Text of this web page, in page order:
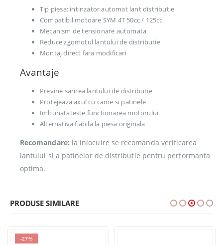
Tip piesa: intinzator automat lant distributie
Compatibil motoare SYM 4T 50cc / 125cc
Mecanism de tensionare automata
Reduce zgomotul lantului de distributie
Montaj direct fara modificari
Avantaje
Previne sarirea lantului de distributie
Protejeaza axul cu came si patinele
Imbunatateste functionarea motorului
Alternativa fiabila la piesa originala
Recomandare: la inlocuire se recomanda verificarea
lantului si a patinelor de distributie pentru performanta
optima.
PRODUSE SIMILARE
-27%